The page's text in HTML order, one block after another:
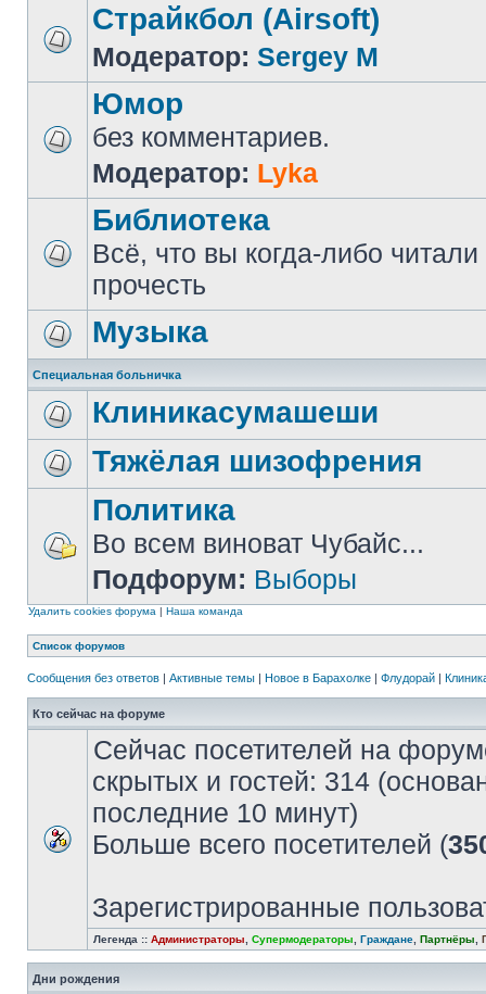
Страйкбол (Airsoft)
Модератор: Sergey M
Юмор
без комментариев.
Модератор: Lyka
Библиотека
Всё, что вы когда-либо
прочесть
Музыка
Специальная больничка
Клиникасумашеши
Тяжёлая шизофрения
Политика
Во всем виноват Чубайс...
Подфорум: Выборы
Удалить cookies форума | Наша команда
Список форумов
Сообщения без ответов | Активные темы | Новое в Барахолке | Флудорай |
Кто сейчас на форуме
Сейчас посетителей на
скрытых и гостей: 314
последние 10 минут)
Больше всего посетителей (
Зарегистрированные
Легенда :: Администраторы Супермодераторы Граждане Партнёры
Дни рождения